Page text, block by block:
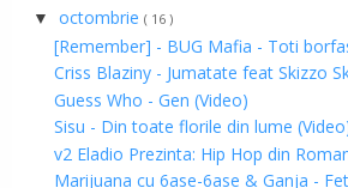
▼ octombrie ( 16 )
[Remember] - BUG Mafia - Toti
Criss Blaziny - Jumatate feat Skizzo
Guess Who - Gen (Video)
Sisu - Din toate florile din lume
v2 Eladio Prezinta: Hip Hop din
Marijuana cu 6ase-6ase & Ganja -